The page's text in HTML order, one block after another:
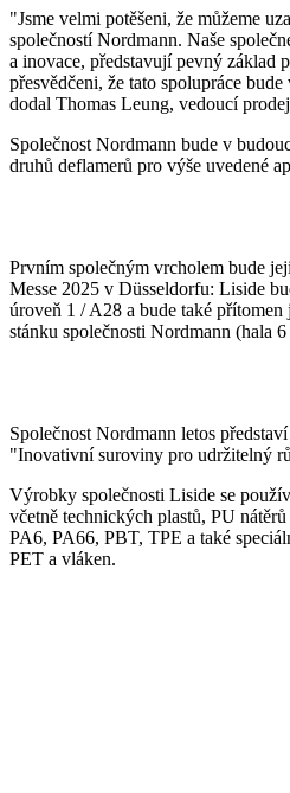
"Jsme velmi potěšeni, že můžeme
společností Nordmann. Naše
a inovace, představují pevný základ
přesvědčeni, že tato spolupráce
dodal Thomas Leung, vedoucí
Společnost Nordmann bude v
druhů deflamerů pro výše uvedené
Prvním společným vrcholem bude
Messe 2025 v Düsseldorfu: Liside
úroveň 1 / A28 a bude také
stánku společnosti Nordmann (hala
Společnost Nordmann letos
"Inovativní suroviny pro udržitelný
Výrobky společnosti Liside se
včetně technických plastů, PU
PA6, PA66, PBT, TPE a také
PET a vláken.